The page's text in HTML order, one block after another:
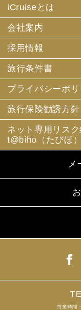
保険の手続き上必要
保険会社等に対し
話番号またはメー
トカード番号を電
(2) 当社は、旅行先
め、当社の保有す
することがあります
ト番号及び搭乗さ
め電磁的方法等で送
お客様の旅行中の連
があります。この
合で連絡先の方へ
使用させていただ
報を当社らに提供す
るものとします。
4. お客様個人情報
当社は、お客様の
下の取扱いをして
(1) 収集目的、利用
(2) お客様の同意が
し、同意を得ます。
(4) お客様が未成年
た、お申込のあっ
以下の当社のグル
ありますが、厳重
iCruiseとは
会社案内
採用情報
旅行条件書
プライバシーポリ
旅行保険勧誘方針
ネット専用リス
t@biho（たびほ）
メ
営業時間